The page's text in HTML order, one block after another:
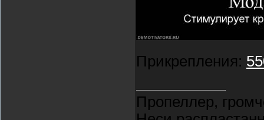
Прикрепления:
Пропеллер,